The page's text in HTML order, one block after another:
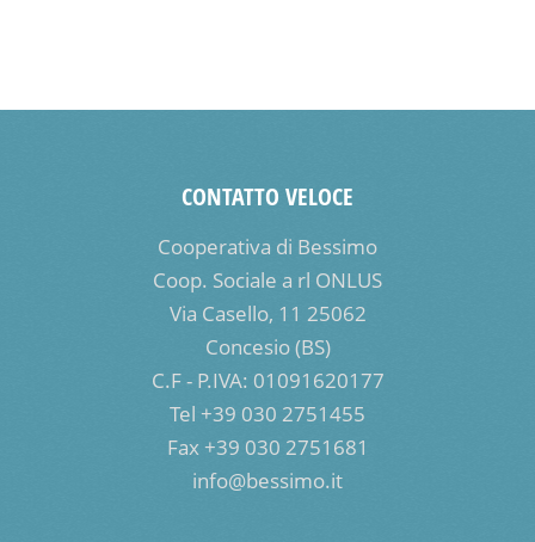
CONTATTO VELOCE
Cooperativa di Bessimo
Coop. Sociale a rl ONLUS
Via Casello, 11 25062
Concesio (BS)
C.F - P.IVA: 01091620177
Tel +39 030 2751455
Fax +39 030 2751681
info@bessimo.it